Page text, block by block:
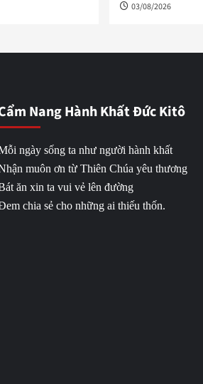
03/08/2026
Nang Hành Khất Đức Kitô
ngày sống ta như người hành khất
muôn ơn từ Thiên Chúa yêu thương
ăn xin ta vui vẻ lên đường
chia sẻ cho những ai thiếu thốn.